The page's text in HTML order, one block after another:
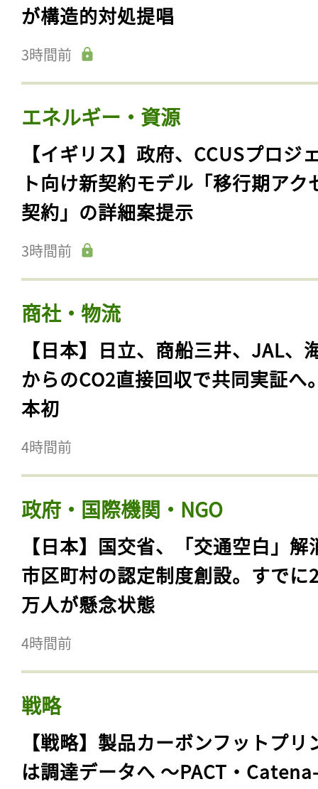
が構造的対処提唱
3時間前
エネルギー・資源
【イギリス】政府、CCUSプロジ
ト向け新契約モデル「移行期アク
契約」の詳細案提示
3時間前
商社・物流
【日本】日立、商船三井、JAL、
からのCO2直接回収で共同実証へ
本初
4時間前
政府・国際機関・NGO
【日本】国交省、「交通空白」解
市区町村の認定制度創設。すでに
万人が懸念状態
4時間前
戦略
【戦略】製品カーボンフットプリ
は調達データへ 〜PACT・